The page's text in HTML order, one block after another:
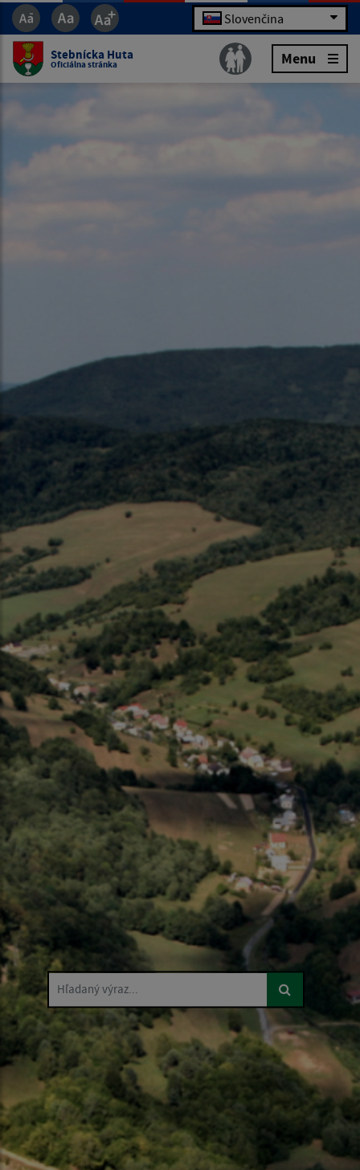
Slovenčina
Stebnícka Huta
Oficiálna stránka Menu
Hľadaný výraz...